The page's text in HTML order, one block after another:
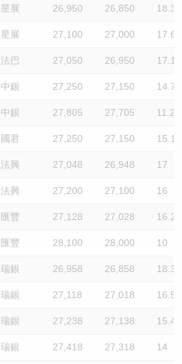
星展 26,950 26,850 18.3
星展 27,100 27,000 17.6
法巴 27,050 26,950 17.1
中銀 27,250 27,150 14.7
中銀 27,805 27,705 11.2
國君 27,250 27,150 15.1
法興 27,048 26,948 17
法興 27,200 27,100 16
匯豐 27,128 27,028 16.2
匯豐 28,100 28,000 10
瑞銀 26,958 26,858 18.3
瑞銀 27,118 27,018 16.5
瑞銀 27,238 27,138 15.4
瑞銀 27,418 27,318 14